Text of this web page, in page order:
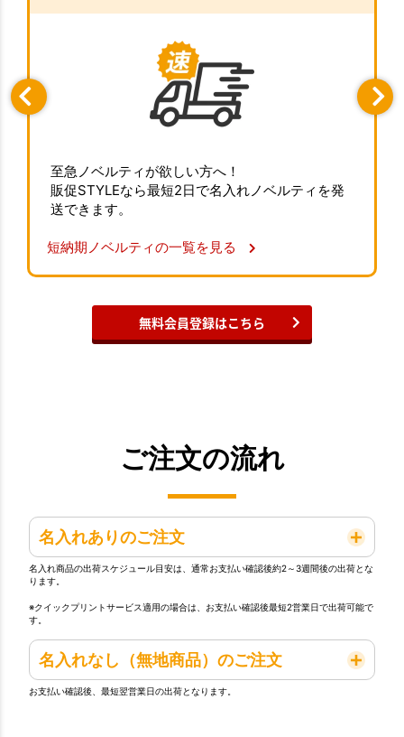
至急ノベルティが欲しい方へ！
販促STYLEなら最短2日で名入れノベルティを発
送できます。
短納期ノベルティの一覧を見る
無料会員登録はこちら
ご注文の流れ
名入れありのご注文
名入れ商品の出荷スケジュール目安は、通常お支払い確認後約2～3週間後の出荷とな
ります。
※クイックプリントサービス適用の場合は、お支払い確認後最短2営業日で出荷可能で
す。
名入れなし（無地商品）のご注文
お支払い確認後、最短翌営業日の出荷となります。